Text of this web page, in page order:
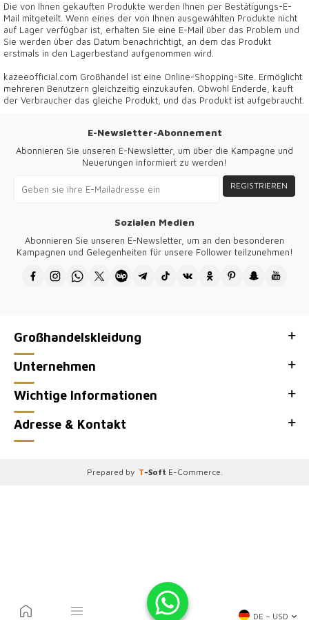
DE − USD
Die von Ihnen gekauften Produkte werden Ihnen per Bestätigungs-E-
Mail mitgeteilt. Wenn eines der von Ihnen ausgewählten Produkte nicht
auf Lager verfügbar ist, erhalten Sie eine E-Mail über das Problem und
Sie werden über das Datum benachrichtigt, an dem das Produkt
erstmals in den Lagerbestand aufgenommen wird.
kazeeofficial.com Großhandel ist eine Online-Shopping-Site. Ermöglicht
mehreren Benutzern gleichzeitig einzukaufen. Obwohl Enderde, kauft
der Verbraucher das gleiche Produkt, und das Produkt ist aufgebraucht.
E-Newsletter-Abonnement
Abonnieren Sie unseren E-Newsletter, um über die Kampagne und
Neuerungen informiert zu werden!
REGISTRIEREN
Sozialen Medien
Abonnieren Sie unseren E-Newsletter, um an den besonderen
Kampagnen und Gelegenheiten für unsere Follower teilzunehmen!
Großhandelskleidung
Unternehmen
Wichtige Informationen
Adresse & Kontakt
Prepared by T-Soft E-Commerce.